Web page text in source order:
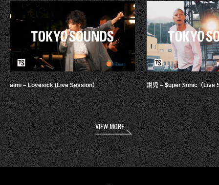
aimi – Lovesick (Live Session） 鋭児 – $uper $onic（Live
VIEW MORE